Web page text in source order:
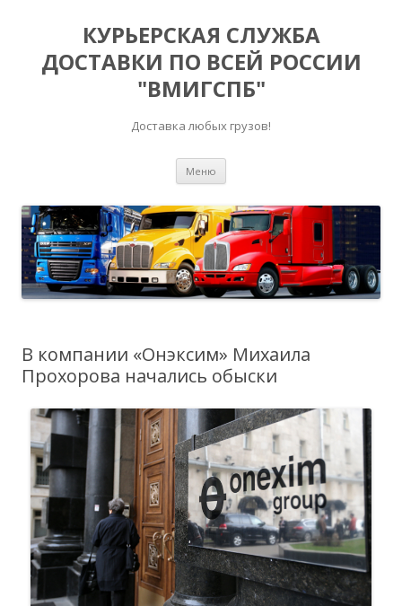
КУРЬЕРСКАЯ СЛУЖБА
ДОСТАВКИ ПО ВСЕЙ РОССИИ
"ВМИГСПБ"
Доставка любых грузов!
Меню
В компании «Онэксим» Михаила
Прохорова начались обыски